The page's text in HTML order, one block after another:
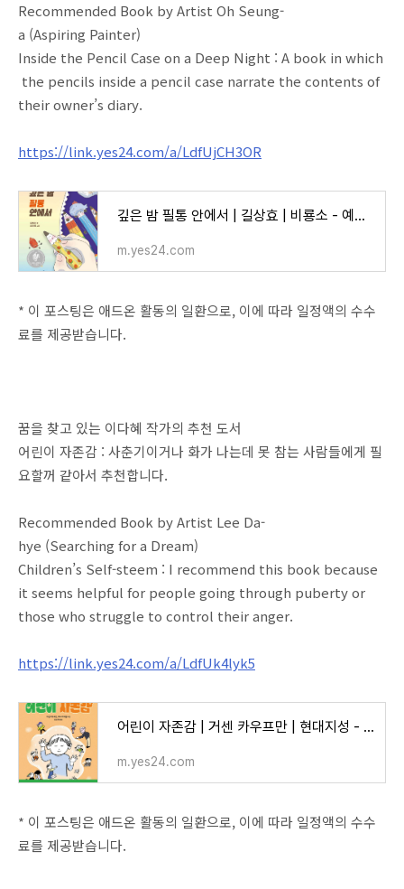
Recommended Book by Artist Oh Seung-
a (Aspiring Painter)
Inside the Pencil Case on a Deep Night : A book in which
the pencils inside a pencil case narrate the contents of
their owner’s diary.
https://link.yes24.com/a/LdfUjCH3OR
깊은 밤 필통 안에서 | 길상효 | 비룡소 - 예스24
m.yes24.com
* 이 포스팅은 애드온 활동의 일환으로, 이에 따라 일정액의 수수
료를 제공받습니다.
꿈을 찾고 있는 이다혜 작가의 추천 도서
어린이 자존감 : 사춘기이거나 화가 나는데 못 참는 사람들에게 필
요할꺼 같아서 추천합니다.
Recommended Book by Artist Lee Da-
hye (Searching for a Dream)
Children’s Self-steem : I recommend this book because
it seems helpful for people going through puberty or
those who struggle to control their anger.
https://link.yes24.com/a/LdfUk4lyk5
어린이 자존감 | 거센 카우프만 | 현대지성 - 예스24
m.yes24.com
* 이 포스팅은 애드온 활동의 일환으로, 이에 따라 일정액의 수수
료를 제공받습니다.